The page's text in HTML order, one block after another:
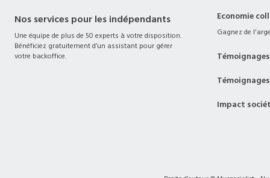
Nos services pour les indépendants
Une équipe de plus de 50 experts à votre disposition.
Bénéficiez gratuitement d’un assistant pour gérer
votre backoffice.
Economie
Gagnez de
Impact